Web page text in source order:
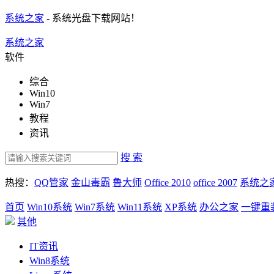
系统之家 - 系统光盘下载网站！
系统之家
软件
综合
Win10
Win7
教程
资讯
搜 索
热搜： QQ管家 金山毒霸 鲁大师 Office 2010 office 2007 系统之
首页 Win10系统 Win7系统 Win11系统 XP系统 办公之家 一键重
其他
IT资讯
Win8系统